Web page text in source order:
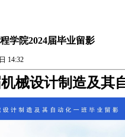
学院2024届毕业留影
14:32
械设计制造及其